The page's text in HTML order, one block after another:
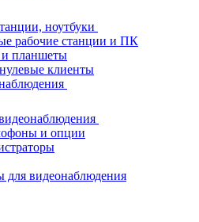
ноутбуки
рабочие станции и ПК
и планшеты
клиенты
и опции
видеонаблюдения